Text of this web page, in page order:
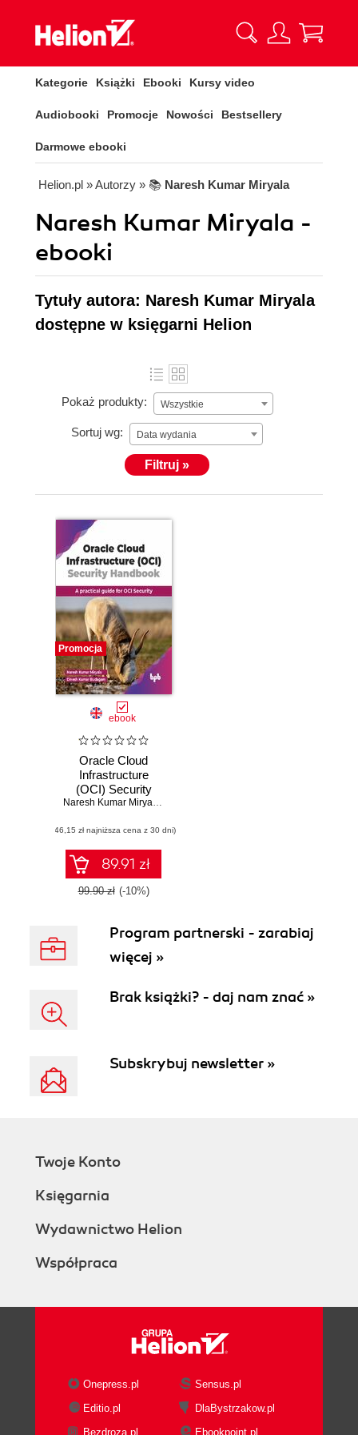
Kategorie Książki Ebooki Kursy video
Audiobooki Promocje Nowości Bestsellery
Darmowe ebooki
Helion.pl » Autorzy » 📚 Naresh Kumar Miryala
Naresh Kumar Miryala -
ebooki
Tytuły autora: Naresh Kumar Miryala
dostępne w księgarni Helion
Pokaż produkty: Wszystkie
Sortuj wg: Data wydania
Filtruj »
Promocja
ebook
Oracle Cloud
Infrastructure
(OCI) Security
Handbook
Naresh Kumar Miryala,
(46,15 zł najniższa cena z 30 dni)
89.91 zł
99.90 zł (-10%)
Program partnerski - zarabiaj
więcej »
Brak książki? - daj nam znać »
Subskrybuj newsletter »
Twoje Konto
Księgarnia
Wydawnictwo Helion
Współpraca
Onepress.pl
Sensus.pl
Editio.pl
DlaBystrzakow.pl
Bezdroza.pl
Ebookpoint.pl